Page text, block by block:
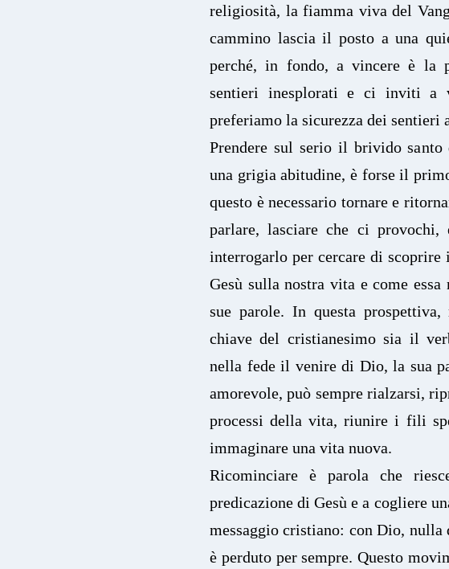
religiosità, la fiamma viva del
cammino lascia il posto a una
perché, in fondo, a vincere è la
sentieri inesplorati e ci inviti a
preferiamo la sicurezza dei sentieri
Prendere sul serio il brivido santo
una grigia abitudine, è forse il
questo è necessario tornare e
parlare, lasciare che ci provochi,
interrogarlo per cercare di scoprire
Gesù sulla nostra vita e come
sue parole. In questa
chiave del cristianesimo sia il
nella fede il venire di Dio, la sua
amorevole, può sempre rialzarsi,
processi della vita, riunire i fili
immaginare una vita nuova.
Ricominciare è parola che
predicazione di Gesù e a cogliere
messaggio cristiano: con Dio,
è perduto per sempre. Questo